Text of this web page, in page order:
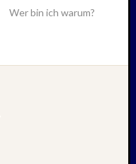
Wer bin ich warum?